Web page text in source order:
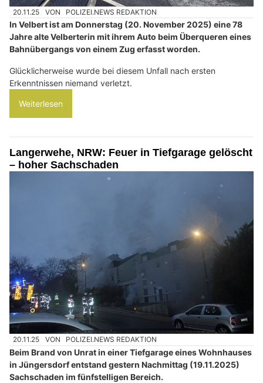
20.11.25 VON POLIZEI.NEWS REDAKTION
In Velbert ist am Donnerstag (20. November 2025) eine 78
Jahre alte Velberterin mit ihrem Auto beim Überqueren eines
Bahnübergangs von einem Zug erfasst worden.
Glücklicherweise wurde bei diesem Unfall nach ersten
Erkenntnissen niemand verletzt.
Weiterlesen
Langerwehe, NRW: Feuer in Tiefgarage gelöscht
– hoher Sachschaden
20.11.25 VON POLIZEI.NEWS REDAKTION
Beim Brand von Unrat in einer Tiefgarage eines Wohnhauses
in Jüngersdorf entstand gestern Nachmittag (19.11.2025)
Sachschaden im fünfstelligen Bereich.